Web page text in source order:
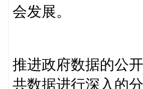
会发展。
推进政府数据的公
共数据进行深入的